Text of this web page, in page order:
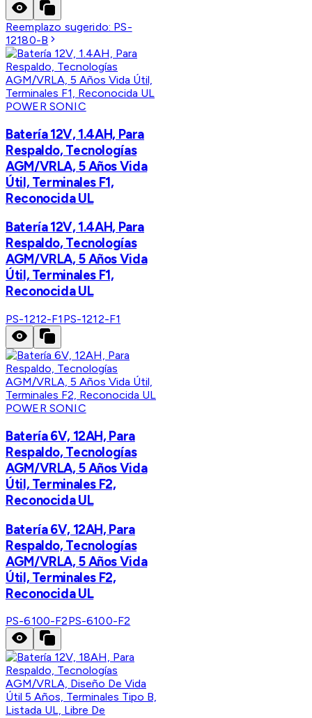
Reemplazo sugerido: PS-
12180-B
POWER SONIC
Batería 12V, 1.4AH, Para
Respaldo, Tecnologías
AGM/VRLA, 5 Años Vida
Útil, Terminales F1,
Reconocida UL
Batería 12V, 1.4AH, Para
Respaldo, Tecnologías
AGM/VRLA, 5 Años Vida
Útil, Terminales F1,
Reconocida UL
PS-1212-F1 PS-1212-F1
POWER SONIC
Batería 6V, 12AH, Para
Respaldo, Tecnologías
AGM/VRLA, 5 Años Vida
Útil, Terminales F2,
Reconocida UL
Batería 6V, 12AH, Para
Respaldo, Tecnologías
AGM/VRLA, 5 Años Vida
Útil, Terminales F2,
Reconocida UL
PS-6100-F2PS-6100-F2